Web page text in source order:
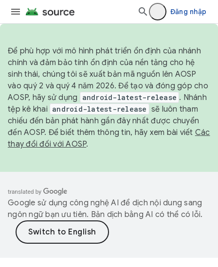
Đăng nhập
Để phù hợp với mô hình phát triển ổn định của nhánh
chính và đảm bảo tính ổn định của nền tảng cho hệ
sinh thái, chúng tôi sẽ xuất bản mã nguồn lên AOSP
vào quý 2 và quý 4 năm 2026. Để tạo và đóng góp cho
AOSP, hãy sử dụng
android-latest-release . Nhánh
tệp kê khai android-latest-release sẽ luôn tham
chiếu đến bản phát hành gần đây nhất được chuyển
đến AOSP. Để biết thêm thông tin, hãy xem bài viết Các
thay đổi đối với AOSP.
Google sử dụng công nghệ AI để dịch nội dung sang
ngôn ngữ bạn ưu tiên. Bản dịch bằng AI có thể có lỗi.